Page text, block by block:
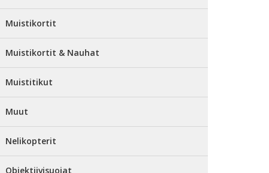
Muistikortit
Muistikortit & Nauhat
Muistitikut
Muut
Nelikopterit
Objektiivisuojat